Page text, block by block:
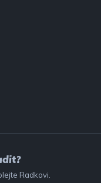
Radkovi.